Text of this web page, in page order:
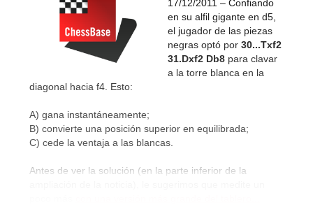
17/12/2011 – Confiando
en su alfil gigante en d5,
el jugador de las piezas
negras optó por 30...Txf2
31.Dxf2 Db8 para clavar
a la torre blanca en la
diagonal hacia f4. Esto:
A) gana instantáneamente;
B) convierte una posición superior en equilibrada;
C) cede la ventaja a las blancas.
Antes de ver la solución (en la parte inferior de la